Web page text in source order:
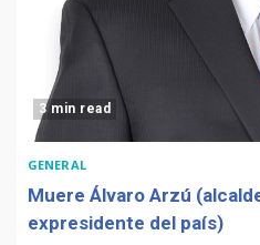
3 min read
GENERAL
Muere Álvaro Arzú
expresidente del país)